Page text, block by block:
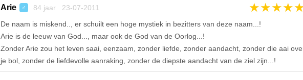
Arie ♂ 84 jaar 23-07-2011 ★★★★
De naam is miskend.., er schuilt een hoge mystiek in bezitters van deze naam...!
Arie is de leeuw van God..., maar ook de God van de Oorlog...!
Zonder Arie zou het leven saai, eenzaam, zonder liefde, zonder aandacht, zonder die aai
je bol, zonder de liefdevolle aanraking, zonder de diepste aandacht van de ziel zijn...!